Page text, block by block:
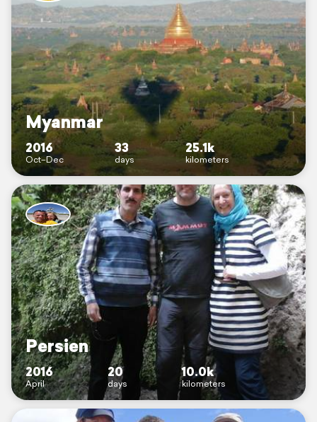
Myanmar
2016
Oct–Dec
33
days
25.1k
kilometers
Persien
2016
April
20
days
10.0k
kilometers